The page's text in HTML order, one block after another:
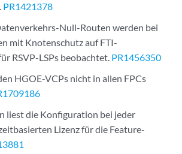
PR1421378
Null-Routen werden bei
mit Knotenschutz auf FTI-
RSVP-LSPs beobachtet. PR1456350
HGOE-VCPs nicht in allen FPCs
liest die Konfiguration bei jeder
Lizenz für die Feature-